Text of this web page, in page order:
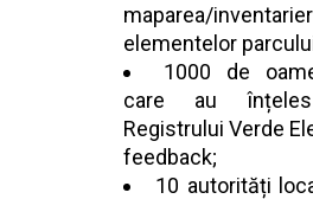
maparea/
elementelor
1000 de
care au înțeles
Registrului Verde
feedback;
10 autorități